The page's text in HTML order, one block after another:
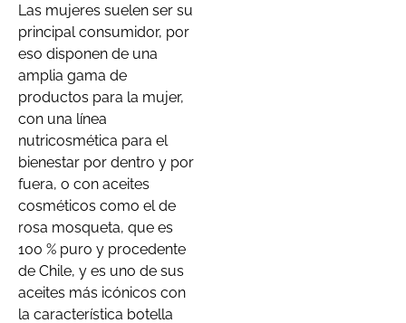
Las mujeres suelen ser su
principal consumidor, por
eso disponen de una
amplia gama de
productos para la mujer,
con una línea
nutricosmética para el
bienestar por dentro y por
fuera, o con aceites
cosméticos como el de
rosa mosqueta, que es
100 % puro y procedente
de Chile, y es uno de sus
aceites más icónicos con
la característica botella